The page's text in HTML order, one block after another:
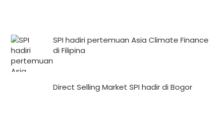
SPI hadiri pertemuan Asia Climate Finance
di Filipina
Direct Selling Market SPI hadir di Bogor